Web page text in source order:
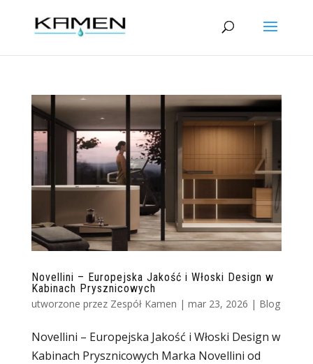
Novellini – Europejska Jakość i Włoski Design w
Kabinach Prysznicowych
utworzone przez Zespół Kamen | mar 23, 2026 | Blog
Novellini – Europejska Jakość i Włoski Design w
Kabinach Prysznicowych Marka Novellini od